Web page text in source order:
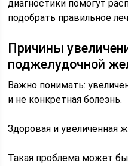
диагностики помогут
подобрать правильное
Причины
поджелудочной
Важно понимать:
и не конкретная болезнь.
Здоровая и увеличенная
Такая проблема может